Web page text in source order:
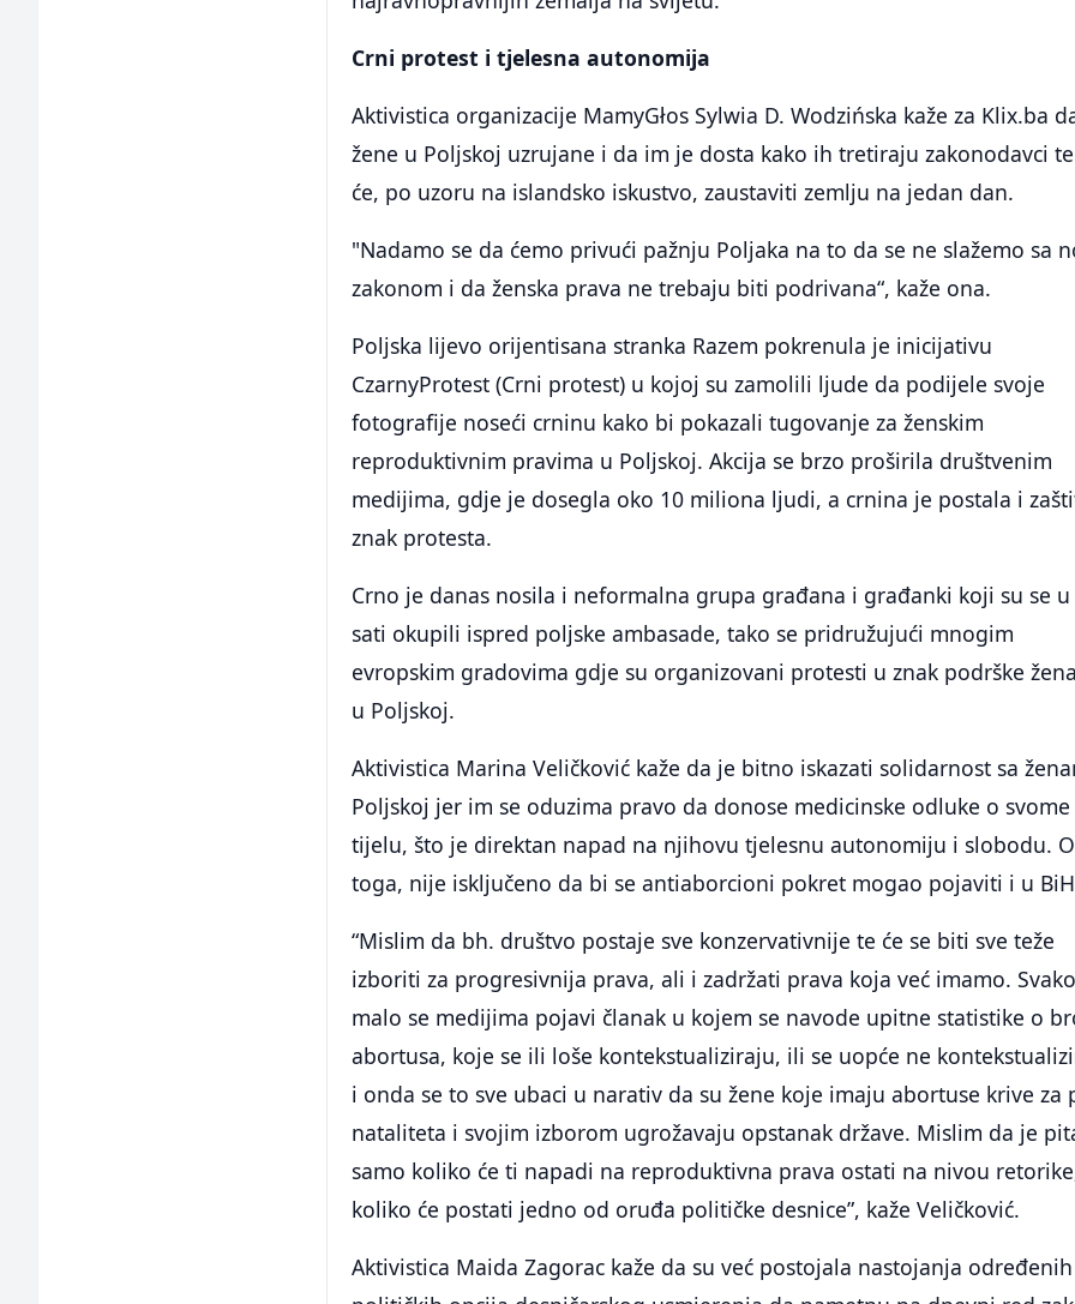
Crni protest i tjelesna autonomija
Aktivistica organizacije MamyGłos Sylwia D. Wodzińska kaže za Klix.ba
žene u Poljskoj uzrujane i da im je dosta kako ih tretiraju zakonodavci
će, po uzoru na islandsko iskustvo, zaustaviti zemlju na jedan dan.
"Nadamo se da ćemo privući pažnju Poljaka na to da se ne slažemo sa
zakonom i da ženska prava ne trebaju biti podrivana“, kaže ona.
Poljska lijevo orijentisana stranka Razem pokrenula je inicijativu
CzarnyProtest (Crni protest) u kojoj su zamolili ljude da podijele svoje
fotografije noseći crninu kako bi pokazali tugovanje za ženskim
reproduktivnim pravima u Poljskoj. Akcija se brzo proširila društvenim
medijima, gdje je dosegla oko 10 miliona ljudi, a crnina je postala i
znak protesta.
Crno je danas nosila i neformalna grupa građana i građanki koji su se u
sati okupili ispred poljske ambasade, tako se pridružujući mnogim
evropskim gradovima gdje su organizovani protesti u znak podrške
u Poljskoj.
Aktivistica Marina Veličković kaže da je bitno iskazati solidarnost sa
Poljskoj jer im se oduzima pravo da donose medicinske odluke o svome
tijelu, što je direktan napad na njihovu tjelesnu autonomiju i slobodu.
toga, nije isključeno da bi se antiaborcioni pokret mogao pojaviti i u
“Mislim da bh. društvo postaje sve konzervativnije te će se biti sve teže
izboriti za progresivnija prava, ali i zadržati prava koja već imamo. Svako
malo se medijima pojavi članak u kojem se navode upitne statistike o
abortusa, koje se ili loše kontekstualiziraju, ili se uopće ne
i onda se to sve ubaci u narativ da su žene koje imaju abortuse krive za
nataliteta i svojim izborom ugrožavaju opstanak države. Mislim da je
samo koliko će ti napadi na reproduktivna prava ostati na nivou
koliko će postati jedno od oruđa političke desnice”, kaže Veličković.
Aktivistica Maida Zagorac kaže da su već postojala nastojanja određenih